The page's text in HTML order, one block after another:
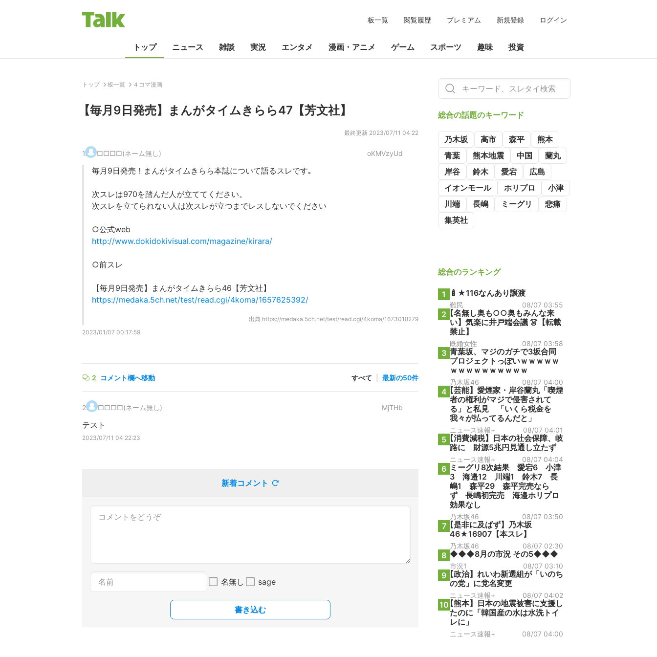
板一覧 閲覧履歴 プレミアム 新規登録 ログイン
トップ ニュース 雑談 実況 エンタメ 漫画・アニメ ゲーム スポーツ 趣味 投資
トップ 板一覧 ４コマ漫画
【毎月9日発売】まんがタイムきらら47【芳文社】
最終更新 2023/07/11 04:22
1. □□□□(ネーム無し) oKMVzyUd
毎月9日発売！まんがタイムきらら本誌について語るスレです｡
次スレは970を踏んだ人が立ててください。
次スレを立てられない人は次スレが立つまでレスしないでください
○公式web
http://www.dokidokivisual.com/magazine/kirara/
○前スレ
【毎月9日発売】まんがタイムきらら46【芳文社】
https://medaka.5ch.net/test/read.cgi/4koma/1657625392/
出典 https://medaka.5ch.net/test/read.cgi/4koma/1673018279
2023/01/07 00:17:59
2 コメント欄へ移動 すべて 最新の50件
2. □□□□(ネーム無し) MjTHb
テスト
2023/07/11 04:22:23
新着コメント
名無し sage
書き込む
総合の話題のキーワード
乃木坂 高市 森平
熊本
青葉
熊本地震 中国
蘭丸
岸谷
鈴木 愛宕
広島
イオンモール
ホリプロ
小津
川端
長嶋 ミーグリ
悲痛
集英社
総合のランキング
1 🍼★116なんあり譲渡
難民 08/07 03:55
2 【名無し奥も○○奥もみんな来
い】気楽に井戸端会議 👗【転載
禁止】
既婚女性 08/07 03:58
3 青葉坂、マジのガチで3坂合同
プロジェクトっぽいｗｗｗｗｗ
ｗｗｗｗｗｗｗｗｗｗ
乃木坂46 08/07 04:00
4【芸能】愛煙家・岸谷蘭丸「喫煙
者の権利がマジで侵害されて
る」と私見 「いくら税金を
我々が払ってるんだと」
ニュース速報+ 08/07 04:01
5【消費減税】日本の社会保障、岐
路に 財源5兆円見通し立たず
ニュース速報+ 08/07 04:04
6 ミーグリ8次結果 愛宕6 小津
3 海邉12 川端1 鈴木7 長
嶋1 森平29 森平完売なら
ず 長嶋初完売 海邉ホリプロ
効果なし
乃木坂46 08/07 03:50
7【是非に及ばず】乃木坂
46★16907【本スレ】
乃木坂46 08/07 02:30
8 ◆◆◆8月の市況 その5◆◆◆
市況1 08/07 03:10
9【政治】れいわ新選組が「いのち
の党」に党名変更
ニュース速報+ 08/07 04:02
10【熊本】日本の地震被害に支援し
たのに「韓国産の水は水洗トイ
レに」
ニュース速報+ 08/07 04:00